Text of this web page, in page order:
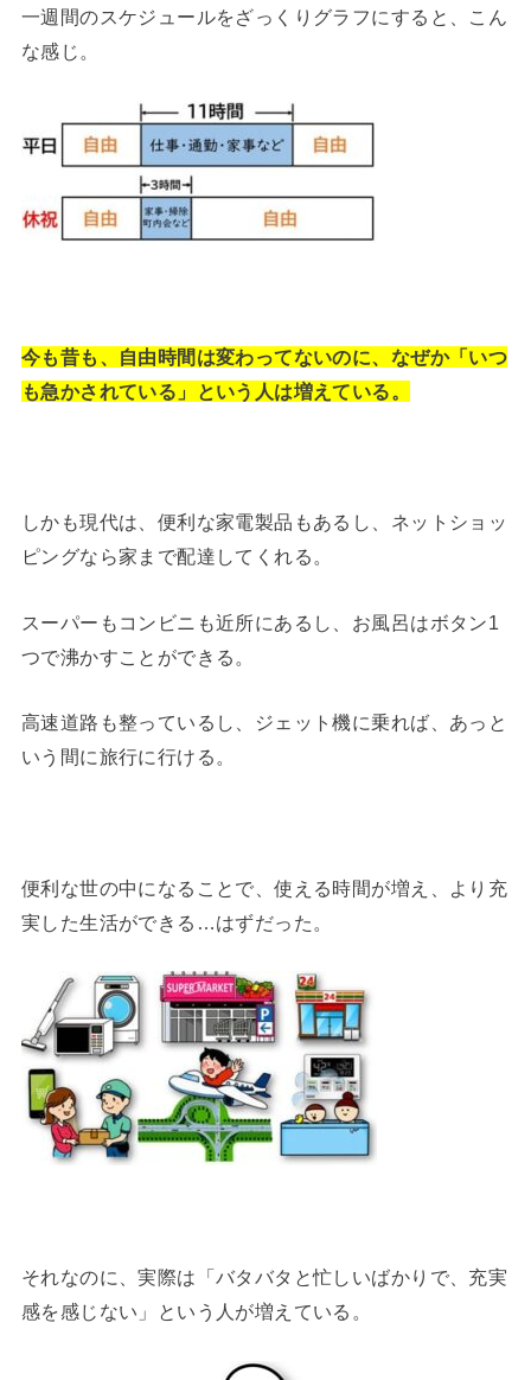
一週間のスケジュールをざっくりグラフにすると、こん
な感じ。
今も昔も、自由時間は変わってないのに、なぜか「いつ
も急かされている」という人は増えている。
しかも現代は、便利な家電製品もあるし、ネットショッ
ピングなら家まで配達してくれる。
スーパーもコンビニも近所にあるし、お風呂はボタン1
つで沸かすことができる。
高速道路も整っているし、ジェット機に乗れば、あっと
いう間に旅行に行ける。
便利な世の中になることで、使える時間が増え、より充
実した生活ができる…はずだった。
それなのに、実際は「バタバタと忙しいばかりで、充実
感を感じない」という人が増えている。